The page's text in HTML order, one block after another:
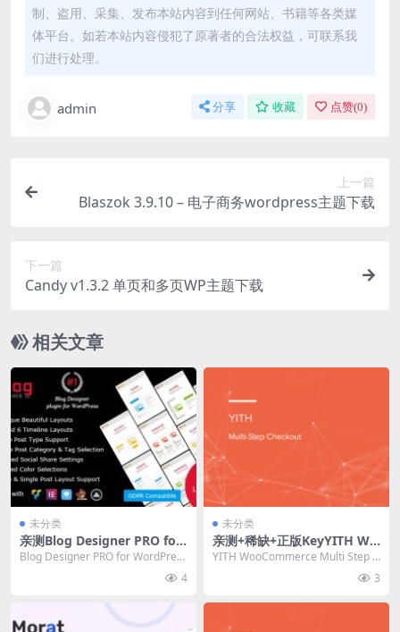
制、盗用、采集、发布本站内容到任何网站、书籍等各类媒
体平台。如若本站内容侵犯了原著者的合法权益，可联系我
们进行处理。
admin 分享 收藏 点赞(0)
上一篇
Blaszok 3.9.10 – 电子商务wordpress主题下载
下一篇
Candy v1.3.2 单页和多页WP主题下载
相关文章
未分类
亲测Blog Designer PRO for
WordPress v.3.4.9 博客网页
设计插件下载
Blog Designer PRO for WordPress
4
未分类
亲测+稀缺+正版KeyYITH Wo
oCommerce Multi Step Ch
eckout Premium 2.51.0 多
YITH WooCommerce Multi Step C
3